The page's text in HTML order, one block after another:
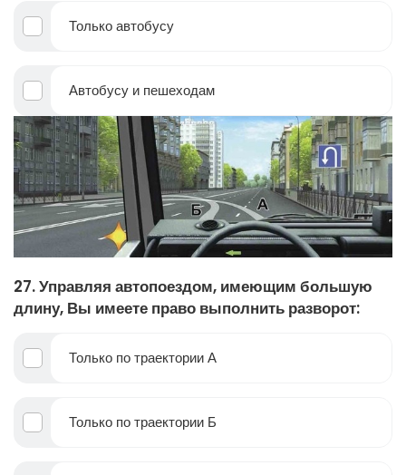
Только автобусу
Автобусу и пешеходам
27. Управляя автопоездом, имеющим большую
длину, Вы имеете право выполнить разворот:
Только по траектории А
Только по траектории Б